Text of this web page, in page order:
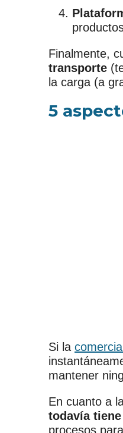
Finalmente,
transporte
la carga (a
5
Si la
mantener
En cuanto a
todavía
procesos